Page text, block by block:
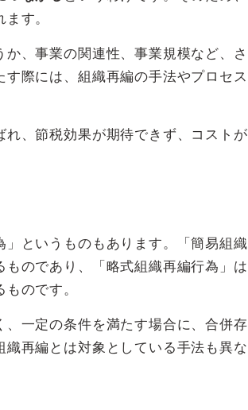
す。
、事業の関連性、事業規模など、さ
際には、組織再編の手法やプロセス
、節税効果が期待できず、コストが
というものもあります。「簡易組織
のであり、「略式組織再編行為」は
のです。
一定の条件を満たす場合に、合併存
再編とは対象としている手法も異な